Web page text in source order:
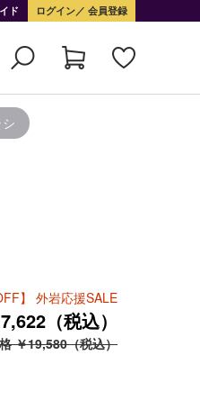
ド ログイン 会員登録
】 外岩応援SALE
（税込）
￥19,580（税込）